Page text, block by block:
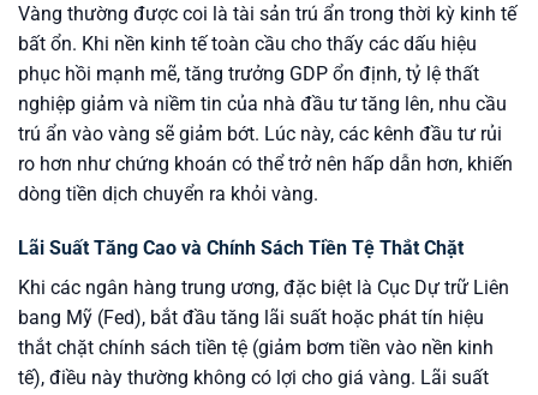
Vàng thường được coi là tài sản trú ẩn trong thời kỳ kinh tế
bất ổn. Khi nền kinh tế toàn cầu cho thấy các dấu hiệu
phục hồi mạnh mẽ, tăng trưởng GDP ổn định, tỷ lệ thất
nghiệp giảm và niềm tin của nhà đầu tư tăng lên, nhu cầu
trú ẩn vào vàng sẽ giảm bớt. Lúc này, các kênh đầu tư rủi
ro hơn như chứng khoán có thể trở nên hấp dẫn hơn, khiến
dòng tiền dịch chuyển ra khỏi vàng.
Lãi Suất Tăng Cao và Chính Sách Tiền Tệ Thắt Chặt
Khi các ngân hàng trung ương, đặc biệt là Cục Dự trữ Liên
bang Mỹ (Fed), bắt đầu tăng lãi suất hoặc phát tín hiệu
thắt chặt chính sách tiền tệ (giảm bơm tiền vào nền kinh
tế), điều này thường không có lợi cho giá vàng. Lãi suất